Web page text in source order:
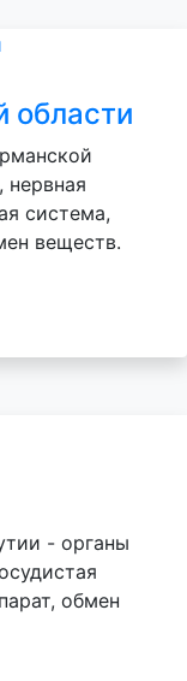
области
нервная
система,
веществ.
- органы
обмен